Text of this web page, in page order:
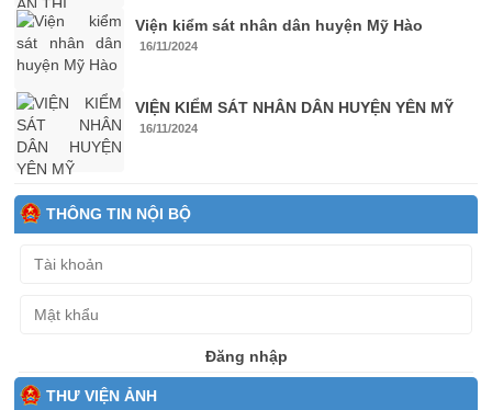
Viện kiểm sát nhân dân huyện Mỹ Hào
16/11/2024
VIỆN KIỂM SÁT NHÂN DÂN HUYỆN YÊN MỸ
16/11/2024
THÔNG TIN NỘI BỘ
Đăng nhập
THƯ VIỆN ẢNH